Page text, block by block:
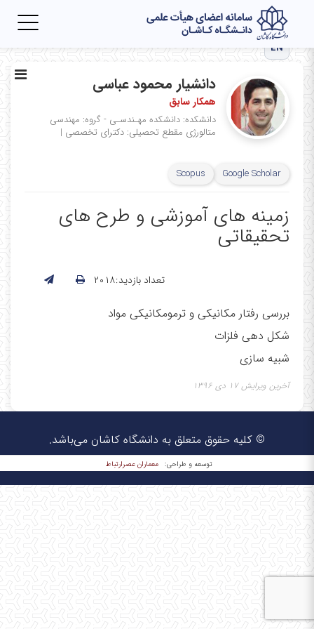
EN
دانشیار محمود عباسی
همکار سابق
دانشکده: دانشکده مهـندسـی - گروه: مهندسی
متالورژی مقطع تحصیلی: دکترای تخصصی |
Google Scholar
Scopus
زمینه های آموزشی و طرح های
تحقیقاتی
تعداد بازدید:۲۰۱۸
بررسی رفتار مکانیکی و ترمومکانیکی مواد
شکل دهی فلزات
شبیه سازی
آخرین ویرایش ۱۷ دی ۱۳۹۶
© کلیه حقوق متعلق به دانشگاه کاشان می‌باشد.
توسعه و طراحی: معماران عصر‌ارتباط